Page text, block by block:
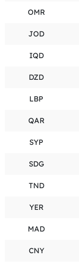
OMR
JOD
IQD
DZD
LBP
QAR
SYP
SDG
TND
YER
MAD
CNY